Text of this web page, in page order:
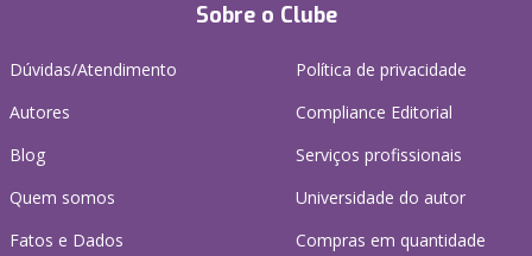
Sobre o Clube
Dúvidas/Atendimento
Autores
Blog
Quem somos
Fatos e Dados
Política de privacidade
Compliance Editorial
Serviços profissionais
Universidade do autor
Compras em quantidade